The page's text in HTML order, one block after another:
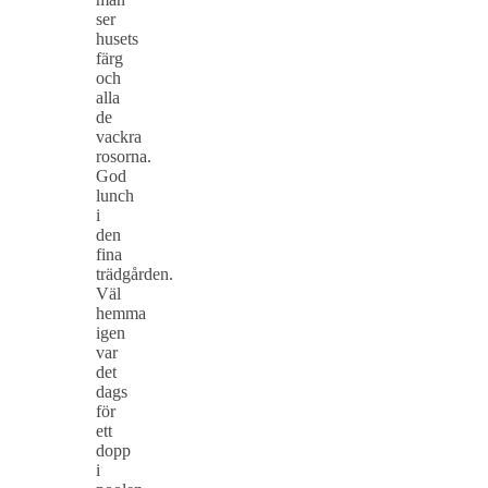
ser
husets
färg
och
alla
de
vackra
rosorna.
God
lunch
i
den
fina
trädgården.
Väl
hemma
igen
var
det
dags
för
ett
dopp
i